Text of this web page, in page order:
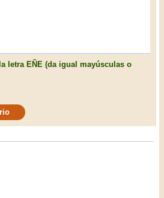
letra EÑE (da igual mayúsculas o